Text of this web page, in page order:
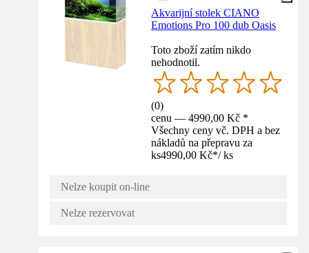
Akvarijní stolek CIANO
Emotions Pro 100 dub Oasis
Toto zboží zatím nikdo
nehodnotil.
(0)
cenu — 4990,00 Kč *
Všechny ceny vč. DPH a bez
nákladů na přepravu za
ks4990,00 Kč*/ ks
Nelze koupit on-line
Nelze rezervovat